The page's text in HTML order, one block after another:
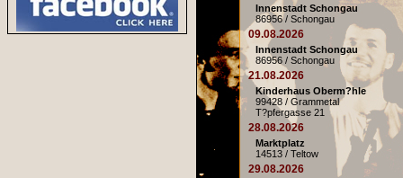
Innenstadt Schongau
86956 / Schongau
09.08.2026
Innenstadt Schongau
86956 / Schongau
21.08.2026
Kinderhaus Oberm?hle
99428 / Grammetal
T?pfergasse 21
28.08.2026
Marktplatz
14513 / Teltow
29.08.2026